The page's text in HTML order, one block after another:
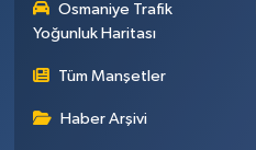
Osmaniye Trafik
Yoğunluk Haritası
Tüm Manşetler
Haber Arşivi